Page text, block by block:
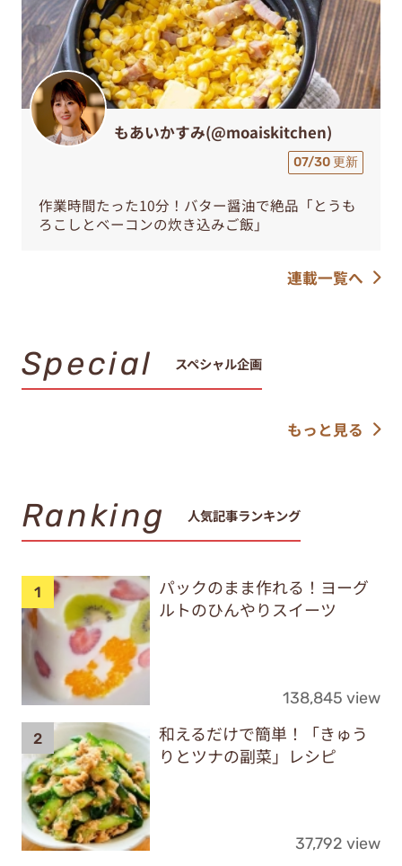
もあいかすみ(@moaiskitchen)
07/30 更新
作業時間たった10分！バター醤油で絶品「とうも
ろこしとベーコンの炊き込みご飯」
連載一覧へ
Special スペシャル企画
もっと見る
Ranking 人気記事ランキング
パックのまま作れる！ヨーグ
ルトのひんやりスイーツ
138,845 view
和えるだけで簡単！「きゅう
りとツナの副菜」レシピ
37,792 view